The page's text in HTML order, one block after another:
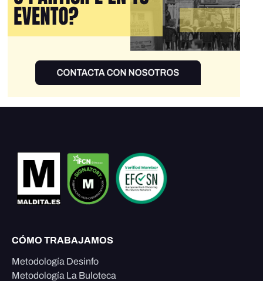
CÓMO TRABAJAMOS
Metodología Desinfo
Metodología La Buloteca